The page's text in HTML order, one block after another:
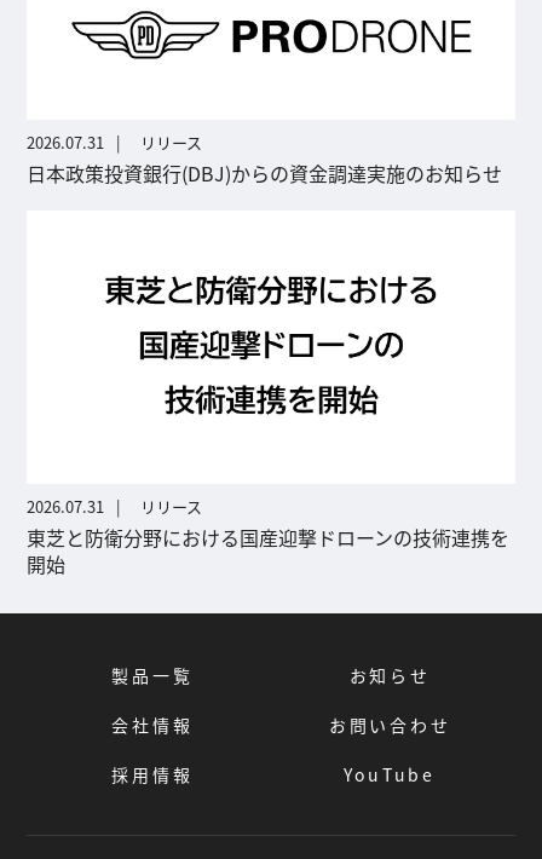
2026.07.31 リリース
日本政策投資銀行(DBJ)からの資金調達実施のお知らせ
2026.07.31 リリース
東芝と防衛分野における国産迎撃ドローンの技術連携を
開始
製品一覧 お知らせ
会社情報 お問い合わせ
採用情報 YouTube